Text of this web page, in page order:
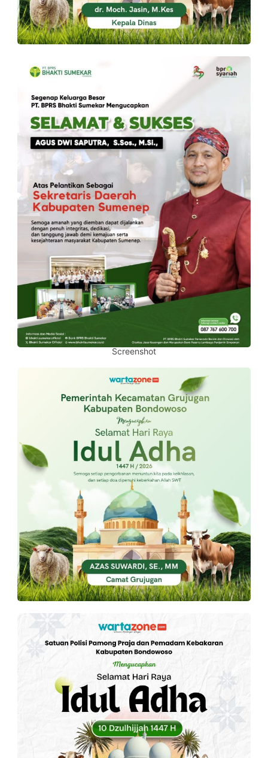
Screenshot